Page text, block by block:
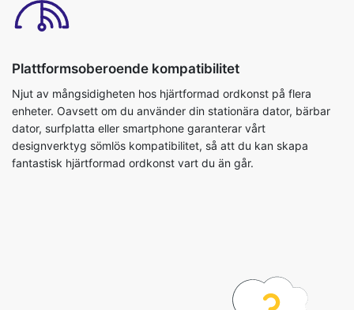
Plattformsoberoende kompatibilitet
Njut av mångsidigheten hos hjärtformad ordkonst på flera
enheter. Oavsett om du använder din stationära dator, bärbar
dator, surfplatta eller smartphone garanterar vårt
designverktyg sömlös kompatibilitet, så att du kan skapa
fantastisk hjärtformad ordkonst vart du än går.